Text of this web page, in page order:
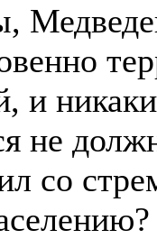
и
не
со